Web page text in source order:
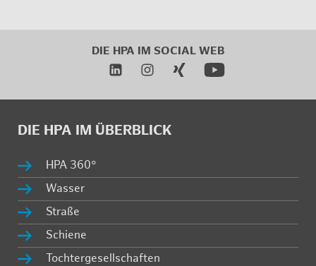
DIE HPA IM SO­CIAL WEB
DIE HPA IM ÜBER­BLICK
HPA 360°
Was­ser
Stra­ße
Schie­ne
Toch­ter­ge­sell­schaf­ten